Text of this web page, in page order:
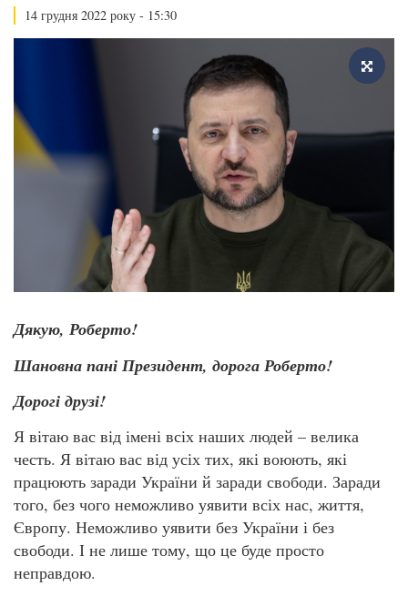
14 грудня 2022 року - 15:30
Дякую, Роберто!
Шановна пані Президент, дорога Роберто!
Дорогі друзі!
Я вітаю вас від імені всіх наших людей – велика
честь. Я вітаю вас від усіх тих, які воюють, які
працюють заради України й заради свободи. Заради
того, без чого неможливо уявити всіх нас, життя,
Європу. Неможливо уявити без України і без
свободи. І не лише тому, що це буде просто
неправдою.